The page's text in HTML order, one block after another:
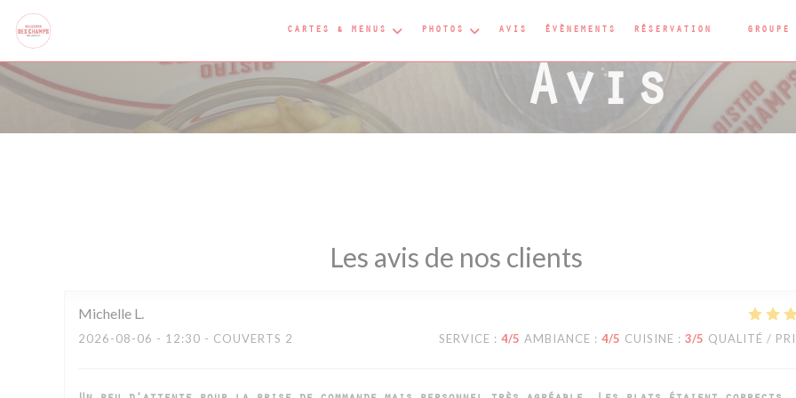
Personnalisation de vos choix en matière de cookies
CARTES & MENUS PHOTOS AVIS ÉVÈNEMENTS
RÉSERVATION
Avis
Les avis de nos clients
Michelle L
2026-08-06 - 12:30 - COUVERTS 2 SERVICE : 4/5 AMBIANCE : 4/5 CUISINE : 3/5 QUALITÉ /